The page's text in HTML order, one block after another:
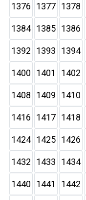
1376 1377 1378
1384 1385 1386
1392 1393 1394
1400 1401 1402
1408 1409 1410
1416 1417 1418
1424 1425 1426
1432 1433 1434
1440 1441 1442